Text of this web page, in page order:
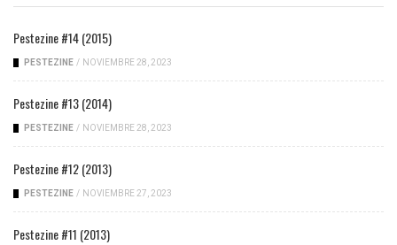
Pestezine #14 (2015)
PESTEZINE / NOVIEMBRE 28, 2023
Pestezine #13 (2014)
PESTEZINE / NOVIEMBRE 28, 2023
Pestezine #12 (2013)
PESTEZINE / NOVIEMBRE 27, 2023
Pestezine #11 (2013)